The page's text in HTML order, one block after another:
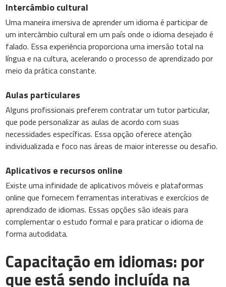
Intercâmbio cultural
Uma maneira imersiva de aprender um idioma é participar de
um intercâmbio cultural em um país onde o idioma desejado é
falado. Essa experiência proporciona uma imersão total na
língua e na cultura, acelerando o processo de aprendizado por
meio da prática constante.
Aulas particulares
Alguns profissionais preferem contratar um tutor particular,
que pode personalizar as aulas de acordo com suas
necessidades específicas. Essa opção oferece atenção
individualizada e foco nas áreas de maior interesse ou desafio.
Aplicativos e recursos online
Existe uma infinidade de aplicativos móveis e plataformas
online que fornecem ferramentas interativas e exercícios de
aprendizado de idiomas. Essas opções são ideais para
complementar o estudo formal e para praticar o idioma de
forma autodidata.
Capacitação em idiomas: por
que está sendo incluída na